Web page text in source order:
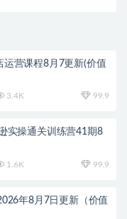
运营课程8月7更新(价值
3.4K 99.9
实操通关训练营41期8
1.6K 99.9
年8月7日更新（价值